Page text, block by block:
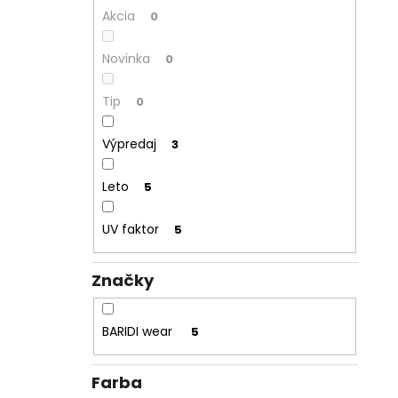
Akcia 0
Novinka 0
Tip 0
Výpredaj 3
Leto 5
UV faktor 5
Značky
BARIDI wear 5
Farba